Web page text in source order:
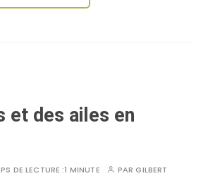
et des ailes en
DE LECTURE :1 MINUTE PARGILBERT